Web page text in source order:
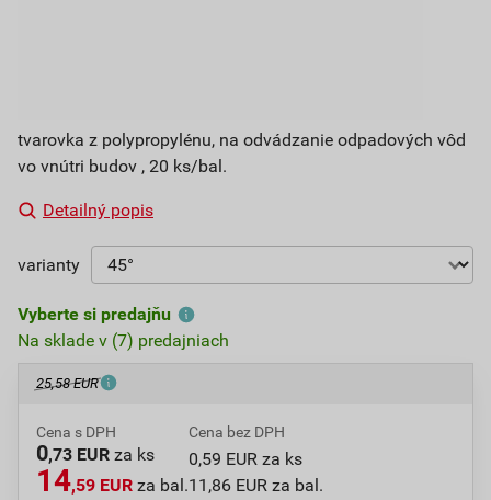
tvarovka z polypropylénu, na odvádzanie odpadových vôd
vo vnútri budov , 20 ks/bal.
Detailný popis
varianty
Vyberte si predajňu
Na sklade v (7) predajniach
25,58 EUR
Cena s DPH
0,73 EUR za ks
14,59 EUR za bal.
Cena bez DPH
0,59 EUR za ks
11,86 EUR za bal.